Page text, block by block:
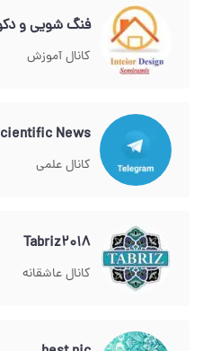
فنگ شویی و
کانال آموزش
News
کانال علمی
Tabriz2018
کانال عاشقانه